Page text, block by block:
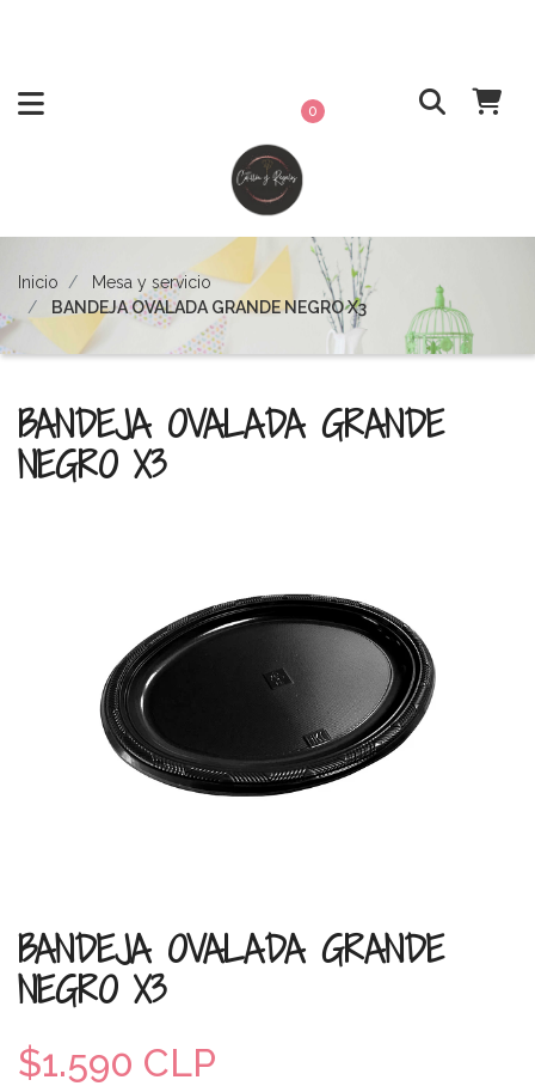
0
Inicio
Mesa y servicio
BANDEJA OVALADA GRANDE NEGRO X3
BANDEJA OVALADA GRANDE
NEGRO X3
BANDEJA OVALADA GRANDE
NEGRO X3
$1.590 CLP